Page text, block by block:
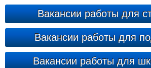
Вакансии работы для
Вакансии работы для
Вакансии работы для